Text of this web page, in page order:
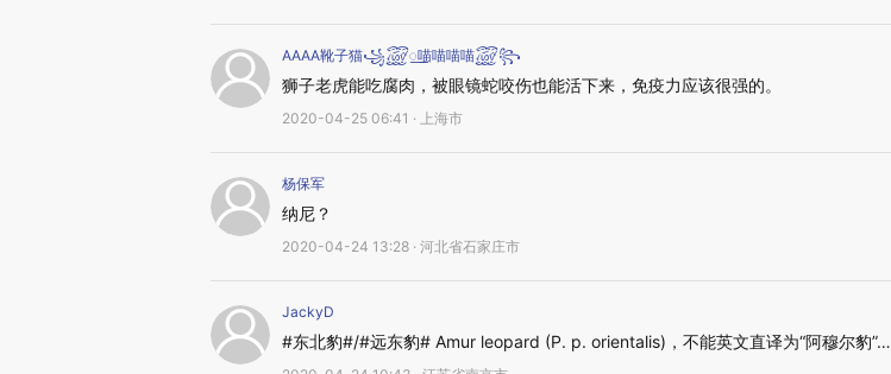
AAAA靴子猫꧁꫞꯭喵喵喵喵꫞꧂
狮子老虎能吃腐肉，被眼镜蛇咬伤也能活下来，免疫力应该很强的。
2020-04-25 06:41 · 上海市
杨保军
纳尼？
2020-04-24 13:28 · 河北省石家庄市
JackyD
#东北豹#/#远东豹# Amur leopard (P. p. orientalis)，不能英文直译为“阿穆尔豹”…